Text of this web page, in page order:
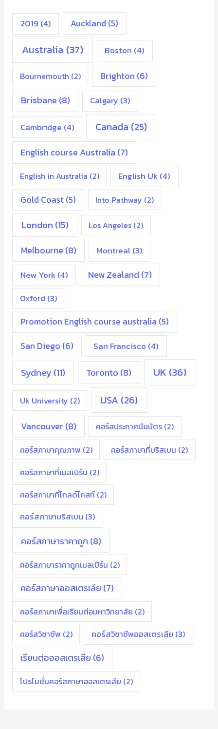
2019 (4) Auckland (5)
Australia (37) Boston (4)
Bournemouth (2) Brighton (6)
Brisbane (8) Calgary (3)
Cambridge (4) Canada (25)
English course Australia (7)
English in Australia (2) English Uk(4)
Gold Coast(5) Into Pathway (2)
London (15) Los Angeles (2)
Melbourne (8) Montreal(3)
New York(4) New Zealand (7)
Oxford (3)
Promotion English course australia (5)
San Diego (6) San Francisco (4)
Sydney (11) Toronto (8) UK (36)
Uk University (2) USA (26)
Vancouver (8) คอร์สประกาศนียบัตร (2)
คอร์สภาษาคุณภาพ (2) คอร์สภาษาที่บริสเบน (2)
คอร์สภาษาที่เมลเบิร์น (2)
คอร์สภาษาที่โกลด์โคสท์(2)
คอร์สภาษาบริสเบน (3)
คอร์สภาษาราคาถูก (8)
คอร์สภาษาราคาถูกเมลเบิร์น (2)
คอร์สภาษาออสเตรเลีย (7)
คอร์สภาษาเพื่อเรียนต่อมหาวิทยาลัย (2)
คอร์สวิชาชีพ (2) คอร์สวิชาชีพออสเตรเลีย (3)
เรียนต่อออสเตรเลีย (6)
โปรโมชั่นคอร์สภาษาออสเตรเลีย (2)